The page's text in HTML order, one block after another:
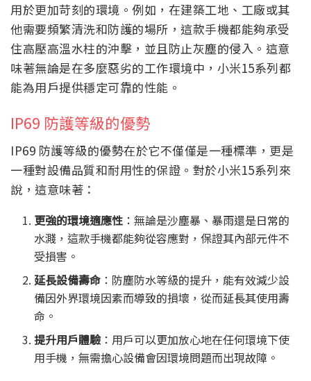
用於更加苛刻的環境。例如，在建築工地、工廠或其
他需要頻繁清洗和防護的場所，這款手機都能夠承受
住高壓高溫水柱的沖擊，並且防止灰塵的侵入。這意
味著無論是在多麼惡劣的工作環境中，小米15系列都
能為用戶提供穩定可靠的性能。
IP69 防護等級的優勢
IP69 防護等級的優勢在於它不僅僅是一種標準，更是
一種對設備品質和耐用性的保證。對於小米15系列來
說，這意味著：
更強的環境適應性 ：無論是沙塵暴、暴雨還是日常的
水濺，這款手機都能夠從容應對，保證其內部元件不
受損害。
延長設備壽命 ：防塵防水等級的提升，能有效減少設
備因外界環境因素而導致的損壞，從而延長其使用壽
命。
提升用戶體驗：用戶可以更加放心地在任何環境下使
用手機，無需擔心設備會因環境問題而出現故障。